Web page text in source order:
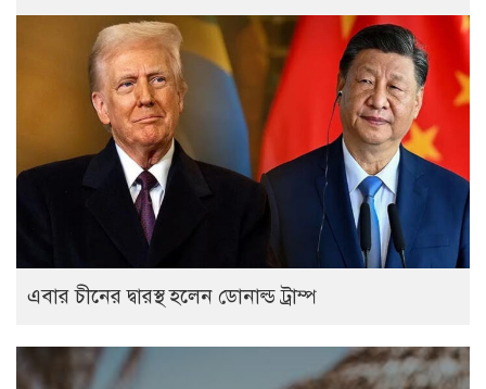
এবার চীনের দ্বারস্থ হলেন ডোনাল্ড ট্রাম্প